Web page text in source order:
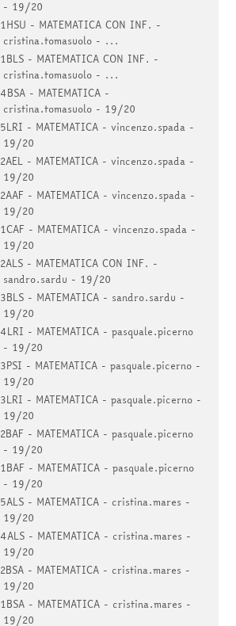
- 19/20
1HSU - MATEMATICA CON INF. -
cristina.tomasuolo - ...
1BLS - MATEMATICA CON INF. -
cristina.tomasuolo - ...
4BSA - MATEMATICA -
cristina.tomasuolo - 19/20
5LRI - MATEMATICA - vincenzo.spada -
19/20
2AEL - MATEMATICA - vincenzo.spada -
19/20
2AAF - MATEMATICA - vincenzo.spada -
19/20
1CAF - MATEMATICA - vincenzo.spada -
19/20
2ALS - MATEMATICA CON INF. -
sandro.sardu - 19/20
3BLS - MATEMATICA - sandro.sardu -
19/20
4LRI - MATEMATICA - pasquale.picerno
- 19/20
3PSI - MATEMATICA - pasquale.picerno -
19/20
3LRI - MATEMATICA - pasquale.picerno -
19/20
2BAF - MATEMATICA - pasquale.picerno
- 19/20
1BAF - MATEMATICA - pasquale.picerno
- 19/20
5ALS - MATEMATICA - cristina.mares -
19/20
4ALS - MATEMATICA - cristina.mares -
19/20
2BSA - MATEMATICA - cristina.mares -
19/20
1BSA - MATEMATICA - cristina.mares -
19/20